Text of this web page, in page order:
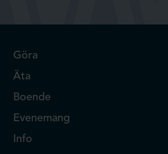
Göra
Äta
Boende
Evenemang
Info